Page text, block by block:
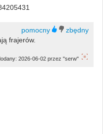
frajerów.
2026-06-02 przez "serw"